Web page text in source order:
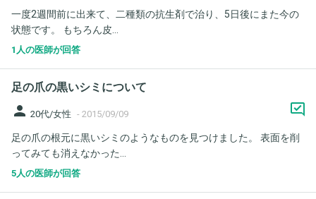
一度2週間前に出来て、二種類の抗生剤で治り、5日後にまた今の
状態です。 もちろん皮...
1人の医師が回答
足の爪の黒いシミについて
person 20代/女性 - 2015/09/09
足の爪の根元に黒いシミのようなものを見つけました。 表面を削
ってみても消えなかった...
5人の医師が回答